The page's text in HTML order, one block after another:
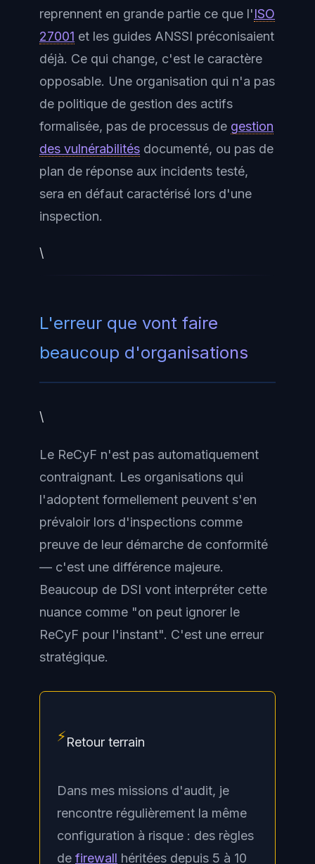
reprennent en grande partie ce que l'ISO
27001 et les guides ANSSI préconisaient
déjà. Ce qui change, c'est le caractère
opposable. Une organisation qui n'a pas
de politique de gestion des actifs
formalisée, pas de processus de gestion
des vulnérabilités documenté, ou pas de
plan de réponse aux incidents testé,
sera en défaut caractérisé lors d'une
inspection.
\
L'erreur que vont faire
beaucoup d'organisations
\
Le ReCyF n'est pas automatiquement
contraignant. Les organisations qui
l'adoptent formellement peuvent s'en
prévaloir lors d'inspections comme
preuve de leur démarche de conformité
— c'est une différence majeure.
Beaucoup de DSI vont interpréter cette
nuance comme "on peut ignorer le
ReCyF pour l'instant". C'est une erreur
stratégique.
⚡Retour terrain
Dans mes missions d'audit, je
rencontre régulièrement la même
configuration à risque : des règles
de firewall héritées depuis 5 à 10